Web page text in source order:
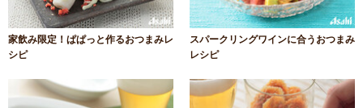
家飲み限定！ぱぱっと作るおつまみレ
シピ
スパークリングワインに合うおつまみ
レシピ